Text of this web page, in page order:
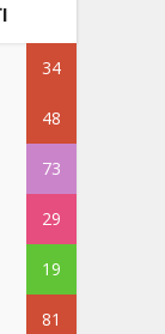
34
48
73
29
19
81